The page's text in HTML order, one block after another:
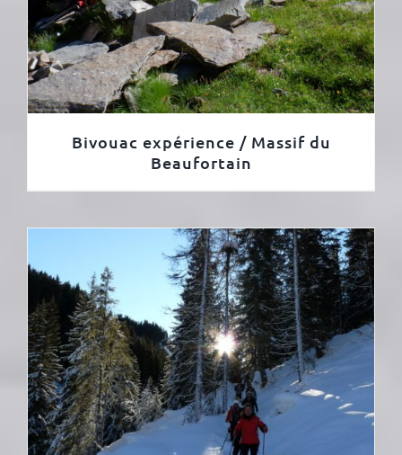
Bivouac expérience / Massif du
Beaufortain